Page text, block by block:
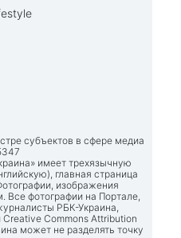
субъектов в сфере медиа
имеет трехязычную
главная страница
изображения
Все фотографии на Портале,
РБК-Украина,
Commons Attribution
может не разделять точку